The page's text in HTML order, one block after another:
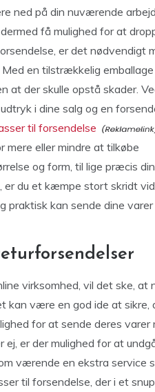
ned på din nuværende
få mulighed for at
er det nødvendigt
en tilstrækkelig
at der skulle opstå skader.
i dine salg og en
til forsendelse
mere eller mindre at tilkøbe
og form, til lige præcis
du et kæmpe stort skridt
praktisk kan sende dine
virksomhed, vil det ske, at
kan være en god ide at sikre,
for at sende deres varer
er der mulighed for at
værende en ekstra service
til forsendelse, der i et